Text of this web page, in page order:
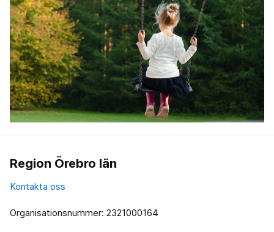
Region Örebro län
Kontakta oss
Organisationsnummer: 2321000164